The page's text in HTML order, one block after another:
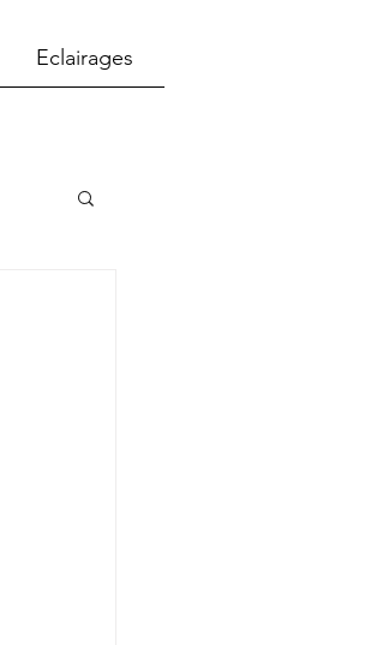
Eclairages